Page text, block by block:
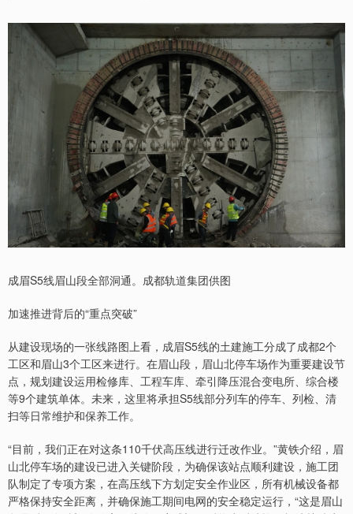
成眉S5线眉山段全部洞通。成都轨道集团供图
加速推进背后的“重点突破”
从建设现场的一张线路图上看，成眉S5线的土建施工分成了成都2个
工区和眉山3个工区来进行。在眉山段，眉山北停车场作为重要建设节
点，规划建设运用检修库、工程车库、牵引降压混合变电所、综合楼
等9个建筑单体。未来，这里将承担S5线部分列车的停车、列检、清
扫等日常维护和保养工作。
“目前，我们正在对这条110千伏高压线进行迁改作业。”黄铁介绍，眉
山北停车场的建设已进入关键阶段，为确保该站点顺利建设，施工团
队制定了专项方案，在高压线下方划定安全作业区，所有机械设备都
严格保持安全距离，并确保施工期间电网的安全稳定运行，“这是眉山